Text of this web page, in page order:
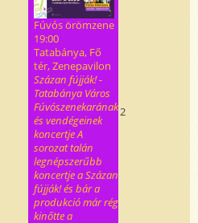
Fúvós örömzene
19:00
Tatabánya, Fő
tér, Zenepavilon
Százan fújják! -
Tatabánya Város
Fúvószenekarának
és vendégeinek
koncertje A
sorozat talán
legnépszerűbb
koncertje a Százan
fújják! és bár a
produkció már rég
kinőtte a
2